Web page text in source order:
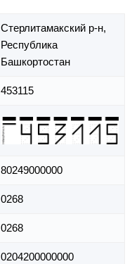
Стерлитамакский р-н,
Республика
Башкортостан
453115
80249000000
0268
0268
0204200000000